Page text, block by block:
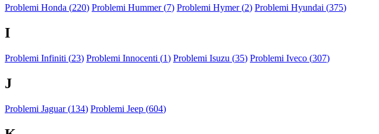
Problemi Honda (220) Problemi Hummer (7) Problemi Hymer (2) Problemi Hyundai (375)
I
Problemi Infiniti (23) Problemi Innocenti (1) Problemi Isuzu (35) Problemi Iveco (307)
J
Problemi Jaguar (134) Problemi Jeep (604)